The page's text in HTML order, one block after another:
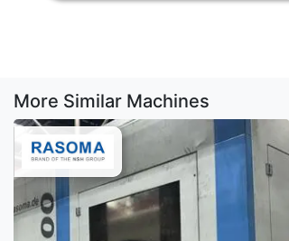
More Similar Machines